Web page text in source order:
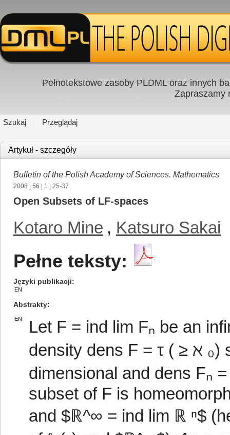
Pełnotekstowe zasoby PLDML oraz innych
Zapraszamy
Szukaj Przeglądaj
Artykuł - szczegóły
Bulletin of the Polish Academy of Sciences. Mathematics
2008 56 1 | 25-37
Open Subsets of LF-spaces
Kotaro Mine , Katsuro Sakai
Pełne teksty:
Języki publikacji
EN
Abstrakty
EN
Let F = ind lim Fₙ be an
density dens F = τ ( ≥ ℵ ₀)
dimensional and dens Fₙ
subset of F is
and $ℝ^∞ = ind lim ℝ ⁿ$